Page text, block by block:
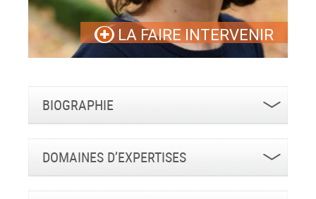
LA FAIRE INTERVENIR
BIOGRAPHIE
DOMAINES D’EXPERTISES